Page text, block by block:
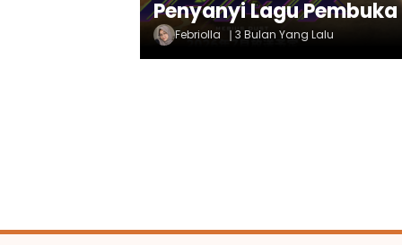
Penyanyi Lagu Pembuka
Febriolla 3 Bulan Yang Lalu